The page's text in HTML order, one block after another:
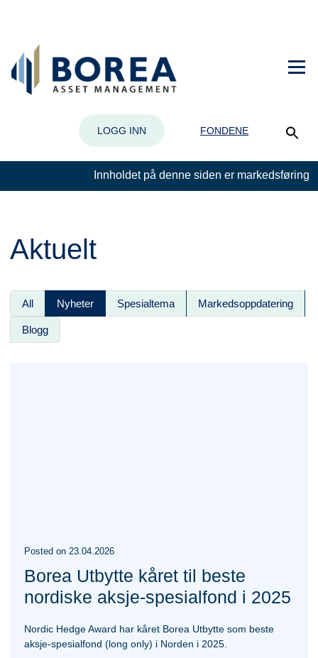
LOGG INN FONDENE
Innholdet på denne siden er markedsføring
Aktuelt
All Nyheter Spesialtema Markedsoppdatering
Blogg
Posted on 23.04.2026
Borea Utbytte kåret til beste
nordiske aksje-spesialfond i 2025
Nordic Hedge Award har kåret Borea Utbytte som beste
aksje-spesialfond (long only) i Norden i 2025.